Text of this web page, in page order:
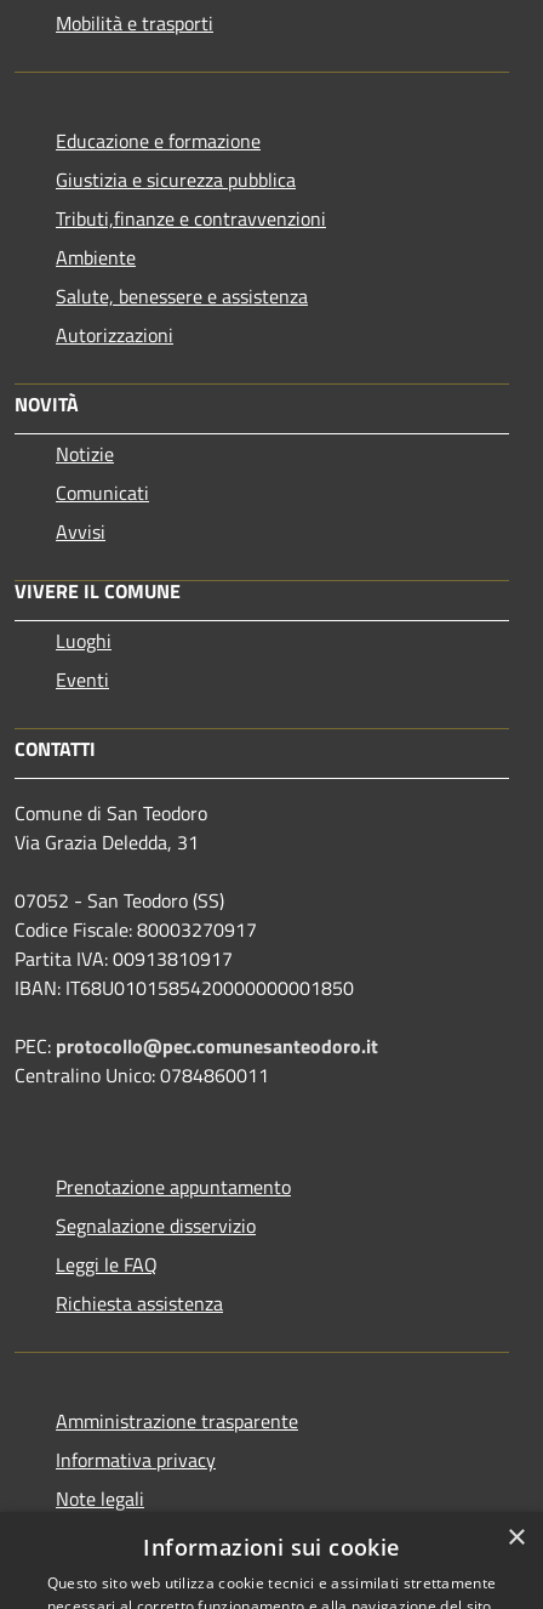
Mobilità e trasporti
Educazione e formazione
Giustizia e sicurezza pubblica
Tributi,finanze e contravvenzioni
Ambiente
Salute, benessere e assistenza
Autorizzazioni
NOVITÀ
Notizie
Comunicati
Avvisi
VIVERE IL COMUNE
Luoghi
Eventi
CONTATTI
Comune di San Teodoro
Via Grazia Deledda, 31
07052 - San Teodoro (SS)
Codice Fiscale: 80003270917
Partita IVA: 00913810917
IBAN: IT68U0101585420000000001850
PEC: protocollo@pec.comunesanteodoro.it
Centralino Unico: 0784860011
Prenotazione appuntamento
Segnalazione disservizio
Leggi le FAQ
Richiesta assistenza
Amministrazione trasparente
Informativa privacy
Note legali
Dichiarazione di accessibilità
×
Informazioni sui cookie
Questo sito web utilizza cookie tecnici e assimilati strettamente